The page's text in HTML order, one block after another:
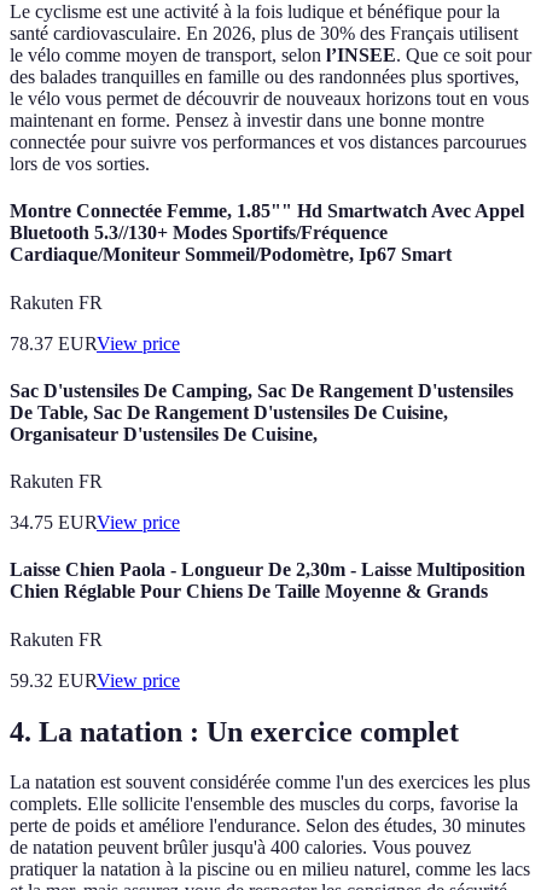
Le cyclisme est une activité à la fois ludique et bénéfique pour la
santé cardiovasculaire. En 2026, plus de 30% des Français utilisent
le vélo comme moyen de transport, selon l’INSEE. Que ce soit pour
des balades tranquilles en famille ou des randonnées plus sportives,
le vélo vous permet de découvrir de nouveaux horizons tout en vous
maintenant en forme. Pensez à investir dans une bonne montre
connectée pour suivre vos performances et vos distances parcourues
lors de vos sorties.
Montre Connectée Femme, 1.85"" Hd Smartwatch Avec Appel
Bluetooth 5.3//130+ Modes Sportifs/Fréquence
Cardiaque/Moniteur Sommeil/Podomètre, Ip67 Smart
Rakuten FR
78.37 EURView price
Sac D'ustensiles De Camping, Sac De Rangement D'ustensiles
De Table, Sac De Rangement D'ustensiles De Cuisine,
Organisateur D'ustensiles De Cuisine,
Rakuten FR
34.75 EURView price
Laisse Chien Paola - Longueur De 2,30m - Laisse Multiposition
Chien Réglable Pour Chiens De Taille Moyenne & Grands
Rakuten FR
59.32 EURView price
4. La natation : Un exercice complet
La natation est souvent considérée comme l'un des exercices les plus
complets. Elle sollicite l'ensemble des muscles du corps, favorise la
perte de poids et améliore l'endurance. Selon des études, 30 minutes
de natation peuvent brûler jusqu'à 400 calories. Vous pouvez
pratiquer la natation à la piscine ou en milieu naturel, comme les lacs